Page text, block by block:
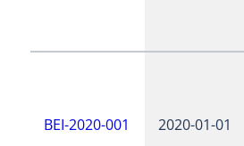
BEI-2020-001 2020-01-01